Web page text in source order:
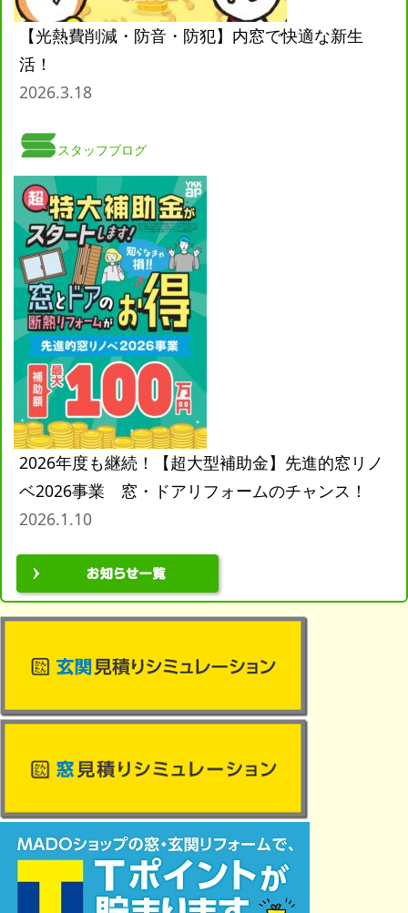
【光熱費削減・防音・防犯】内窓で快適な新生
活！
2026.3.18
スタッフブログ
2026年度も継続！【超大型補助金】先進的窓リノ
ベ2026事業 窓・ドアリフォームのチャンス！
2026.1.10